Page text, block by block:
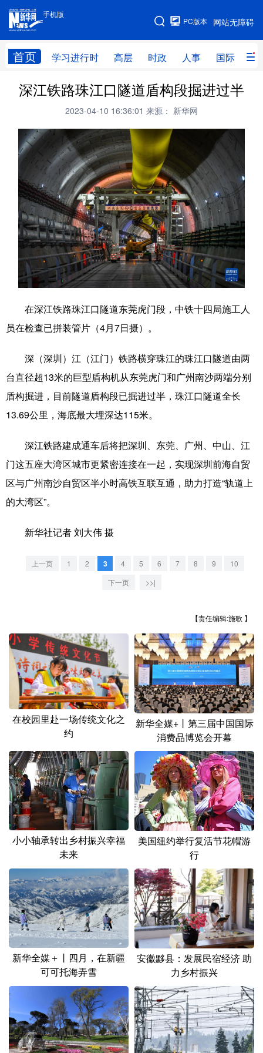
手机版
网站无障碍
PC版本
首页 学习进行时 高层 时政 人事 国际 财
手机版
网站地图
学习进行时 高层 时政 人事
财经 网评
台湾 思客智库 全球连线 教育
科技 科创 量子
文化 书画 健康 军事
访谈 视频 图片 政务
法律 中央文件 金融 汽车
食品 人居 信息化 数字经济
学术中国 乡村振兴 银龄 溯源中国
城市 旅游 能源 会展
彩票 娱乐
公益 一带一路 亚太网 上市公司
文化产业
辽宁 吉林 上海 江苏
浙江
山东 河南
广西
贵州 云南
多语种频道
English Español Français عربى
Русский язык 日本語 한국어
Deutsch Português
深江铁路珠江口隧道盾构段掘进过半
2023-04-10 16:36:01 来源： 新华网
在深江铁路珠江口隧道东莞虎门段，中铁十四局施工人
员在检查已拼装管片（4月7日摄）。
深（深圳）江（江门）铁路横穿珠江的珠江口隧道由两
台直径超13米的巨型盾构机从东莞虎门和广州南沙两端分别
盾构掘进，目前隧道盾构段已掘进过半，珠江口隧道全长
13.69公里，海底最大埋深达115米。
深江铁路建成通车后将把深圳、东莞、广州、中山、江
门这五座大湾区城市更紧密连接在一起，实现深圳前海自贸
区与广州南沙自贸区半小时高铁互联互通，助力打造“轨道上
的大湾区”。
新华社记者 刘大伟 摄
上一页 1 2 3 4 5 6 7 8 9
10
下一页
>>|
【责任编辑:施歌 】
在校园里赴一场传统文化之
约
新华全媒+丨第三届中国国际
消费品博览会开幕
小小轴承转出乡村振兴幸福
未来
美国纽约举行复活节花帽游
行
新华全媒＋丨四月，在新疆
可可托海弄雪
安徽黟县：发展民宿经济 助
力乡村振兴